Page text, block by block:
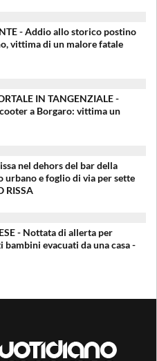
- Addio allo storico postino
vittima di un malore fatale
IN TANGENZIALE -
a Borgaro: vittima un
nel dehors del bar della
urbano e foglio di via per sette
RISSA
- Nottata di allerta per
bambini evacuati da una casa -